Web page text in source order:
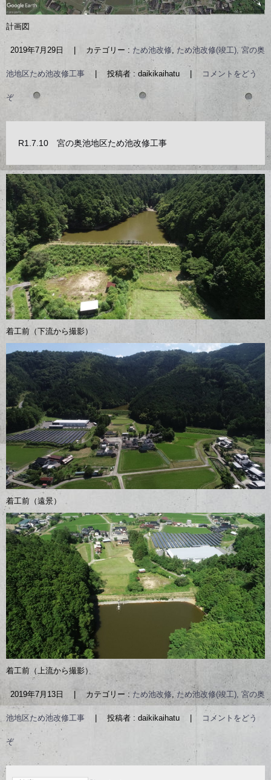
計画図
2019年7月29日 | カテゴリー : ため池改修, ため池改修(竣工), 宮の奥
池地区ため池改修工事 | 投稿者 : daikikaihatu | コメントをどう
ぞ
R1.7.10 宮の奥池地区ため池改修工事
着工前（下流から撮影）
着工前（遠景）
着工前（上流から撮影）
2019年7月13日 カテゴリー : ため池改修 ため池改修(竣工), 宮の奥
池地区ため池改修工事 投稿者 : daikikaihatu コメントをどう
ぞ